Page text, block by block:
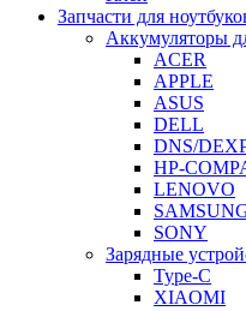
Запчасти для
Аккумуляторы
ACER
APPLE
ASUS
DELL
DNS/
HP-
LENOVO
SONY
Зарядные
Type-C
XIAOMI